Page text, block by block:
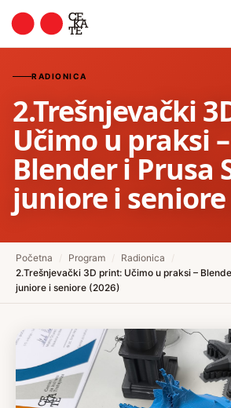
RADIONICA
2.Trešnjevački
Učimo u praksi –
Blender i Prusa
juniore i seniore
Početna Program Radionica
2.Trešnjevački 3D print: Učimo u praksi –
juniore i seniore (2026)